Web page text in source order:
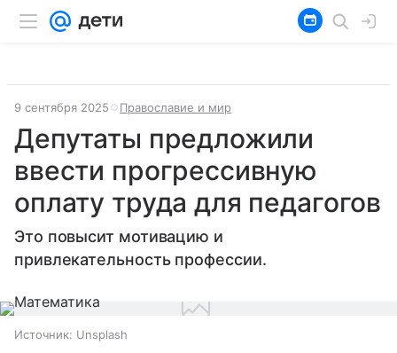
9 сентября 2025 Православие и мир
Депутаты предложили
ввести прогрессивную
оплату труда для педагогов
Это повысит мотивацию и
привлекательность профессии.
Источник: Unsplash